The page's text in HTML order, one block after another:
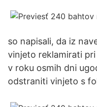
so napisali, da iz
vinjeto reklamirati
v roku osmih dni
odstraniti vinjeto s